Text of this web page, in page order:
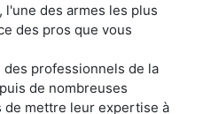
des armes les plus
des pros que vous
professionnels de la
de nombreuses
mettre leur expertise à